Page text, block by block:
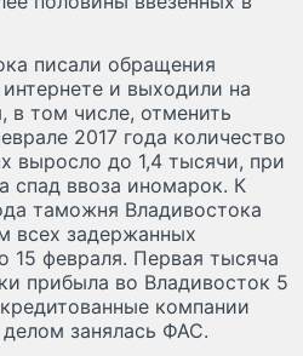
писали обращения
и выходили на
в том числе, отменить
2017 года количество
выросло до 1,4 тысячи, при
спад ввоза иномарок. К
таможня Владивостока
всех задержанных
15 февраля. Первая тысяча
прибыла во Владивосток 5
компании
занялась ФАС.